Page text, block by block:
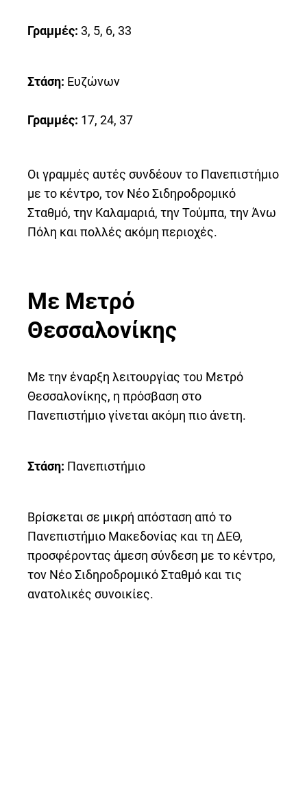
Γραμμές: 3, 5, 6, 33
Στάση: Ευζώνων
Γραμμές: 17, 24, 37
Οι γραμμές αυτές συνδέουν το Πανεπιστήμιο
με το κέντρο, τον Νέο Σιδηροδρομικό
Σταθμό, την Καλαμαριά, την Τούμπα, την Άνω
Πόλη και πολλές ακόμη περιοχές.
Με Μετρό
Θεσσαλονίκης
Με την έναρξη λειτουργίας του Μετρό
Θεσσαλονίκης, η πρόσβαση στο
Πανεπιστήμιο γίνεται ακόμη πιο άνετη.
Στάση: Πανεπιστήμιο
Βρίσκεται σε μικρή απόσταση από το
Πανεπιστήμιο Μακεδονίας και τη ΔΕΘ,
προσφέροντας άμεση σύνδεση με το κέντρο,
τον Νέο Σιδηροδρομικό Σταθμό και τις
ανατολικές συνοικίες.